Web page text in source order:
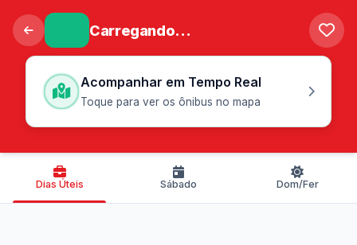
Carregando...
Acompanhar em Tempo Real
Toque para ver os ônibus no mapa
Dias Úteis Sábado Dom/Fer